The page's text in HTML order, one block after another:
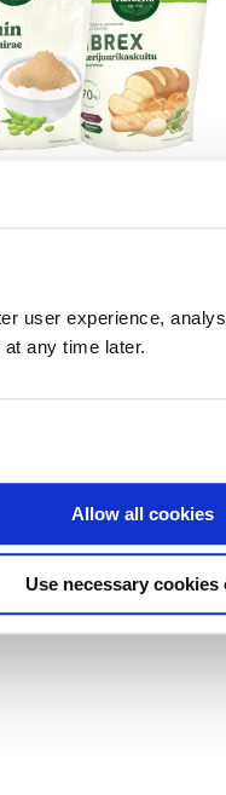
user experience,
any time later.
Allow all cookies
Use necessary cookies